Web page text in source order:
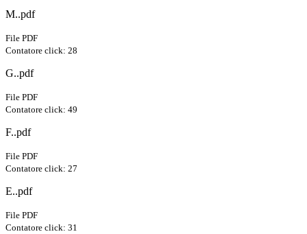
M..pdf
File PDF
Contatore click: 28
G..pdf
File PDF
Contatore click: 49
F..pdf
File PDF
Contatore click: 27
E..pdf
File PDF
Contatore click: 31